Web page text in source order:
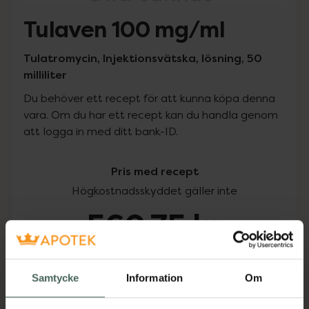
Samtycke Information Om
Tulaven 100 mg/ml
Tulatromycin, Injektionsvätska, lösning, 50
milliliter
Du behöver ett recept för att kunna köpa denna
vara. Om du har ett recept kan du handla genom
att logga in med ditt bank-ID.
Pris med recept
Högkostnadsskyddet gäller inte
560,75 kr